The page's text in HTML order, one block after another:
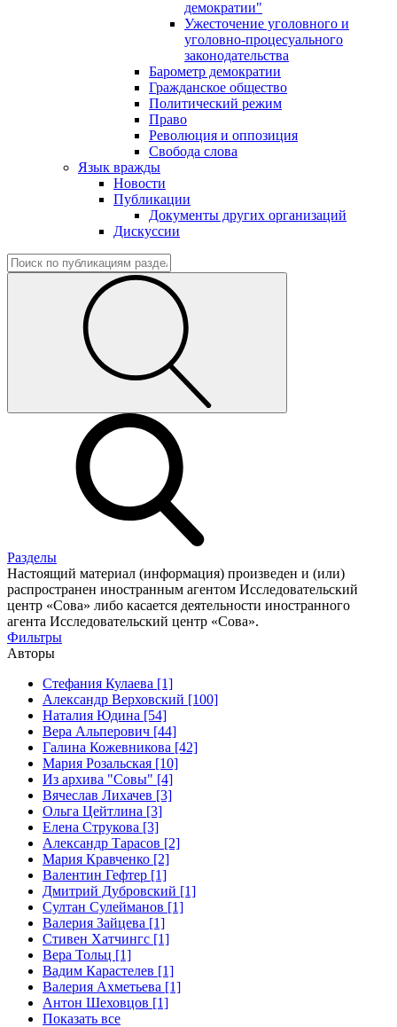
демократии"
Ужесточение уголовного и
уголовно-процесуального
законодательства
Барометр демократии
Гражданское общество
Политический режим
Право
Революция и оппозиция
Свобода слова
Язык вражды
Новости
Публикации
Документы других организаций
Дискуссии
Разделы
Настоящий материал (информация) произведен и (или)
распространен иностранным агентом Исследовательский
центр «Сова» либо касается деятельности иностранного
агента Исследовательский центр «Сова».
Фильтры
Авторы
Стефания Кулаева [1]
Александр Верховский [100]
Наталия Юдина [54]
Вера Альперович [44]
Галина Кожевникова [42]
Мария Розальская [10]
Из архива "Совы" [4]
Вячеслав Лихачев [3]
Ольга Цейтлина [3]
Елена Струкова [3]
Александр Тарасов [2]
Мария Кравченко [2]
Валентин Гефтер [1]
Дмитрий Дубровский [1]
Султан Сулейманов [1]
Валерия Зайцева [1]
Стивен Хатчингс [1]
Верa Тольц [1]
Вадим Карастелев [1]
Валерия Ахметьева [1]
Антон Шеховцов [1]
Показать все